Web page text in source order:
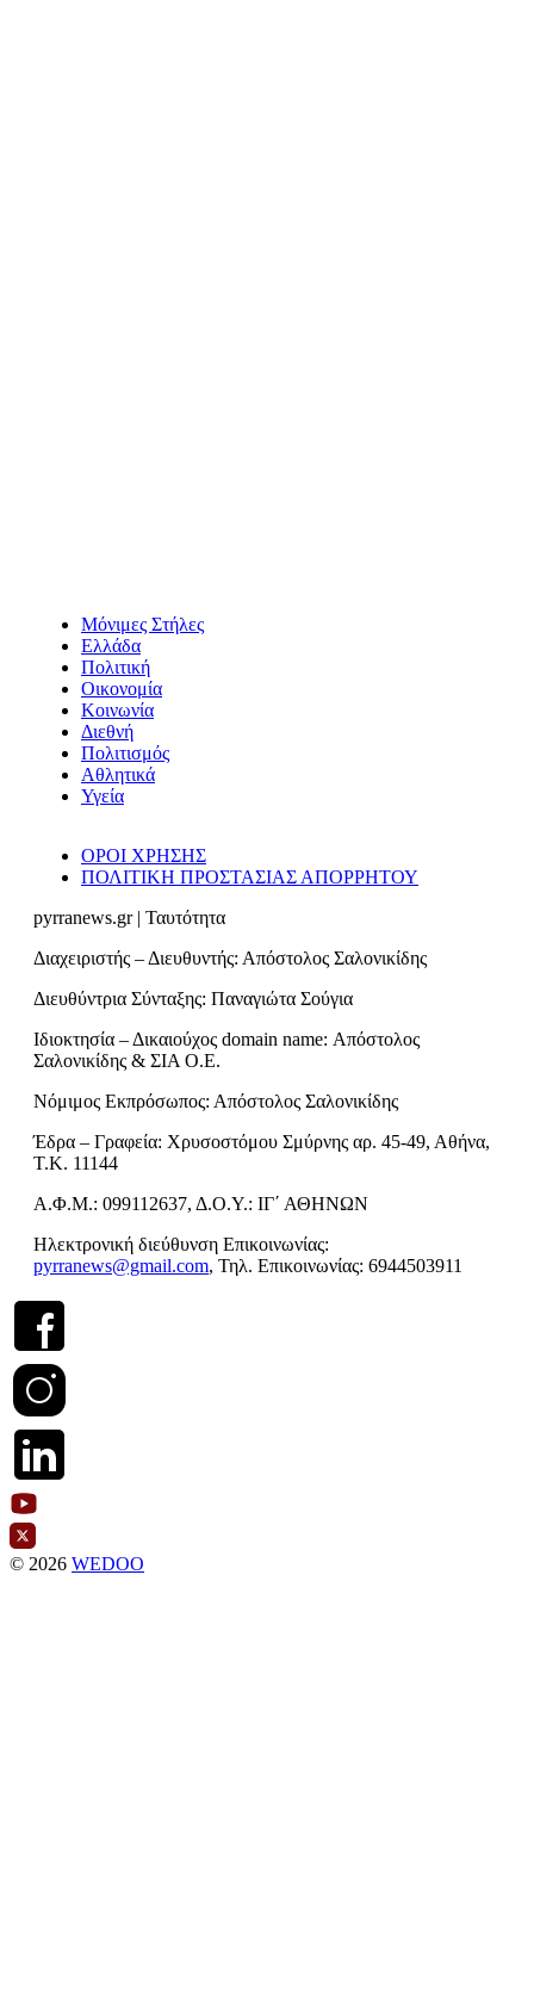
Μόνιμες Στήλες
Ελλάδα
Πολιτική
Οικονομία
Κοινωνία
Διεθνή
Πολιτισμός
Αθλητικά
Υγεία
ΟΡΟΙ ΧΡΗΣΗΣ
ΠΟΛΙΤΙΚΗ ΠΡΟΣΤΑΣΙΑΣ ΑΠΟΡΡΗΤΟΥ
pyrranews.gr | Ταυτότητα
Διαχειριστής – Διευθυντής: Απόστολος Σαλονικίδης
Διευθύντρια Σύνταξης: Παναγιώτα Σούγια
Ιδιοκτησία – Δικαιούχος domain name: Απόστολος
Σαλονικίδης & ΣΙΑ Ο.Ε.
Νόμιμος Εκπρόσωπος: Απόστολος Σαλονικίδης
Έδρα – Γραφεία: Χρυσοστόμου Σμύρνης αρ. 45-49, Αθήνα,
Τ.Κ. 11144
Α.Φ.Μ.: 099112637, Δ.Ο.Υ.: ΙΓ΄ ΑΘΗΝΩΝ
Ηλεκτρονική διεύθυνση Επικοινωνίας:
pyrranews@gmail.com, Τηλ. Επικοινωνίας: 6944503911
© 2026 WEDOO